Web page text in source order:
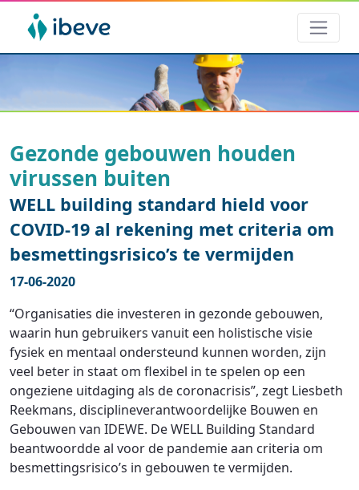
Gezonde gebouwen houden
virussen buiten
WELL building standard hield voor
COVID-19 al rekening met criteria om
besmettingsrisico’s te vermijden
17-06-2020
“Organisaties die investeren in gezonde gebouwen,
waarin hun gebruikers vanuit een holistische visie
fysiek en mentaal ondersteund kunnen worden, zijn
veel beter in staat om flexibel in te spelen op een
ongeziene uitdaging als de coronacrisis”, zegt Liesbeth
Reekmans, disciplineverantwoordelijke Bouwen en
Gebouwen van IDEWE. De WELL Building Standard
beantwoordde al voor de pandemie aan criteria om
besmettingsrisico’s in gebouwen te vermijden.